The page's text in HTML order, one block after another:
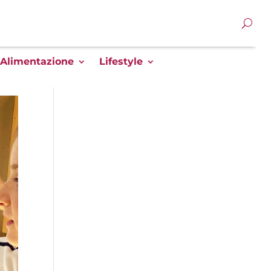
Alimentazione Lifestyle